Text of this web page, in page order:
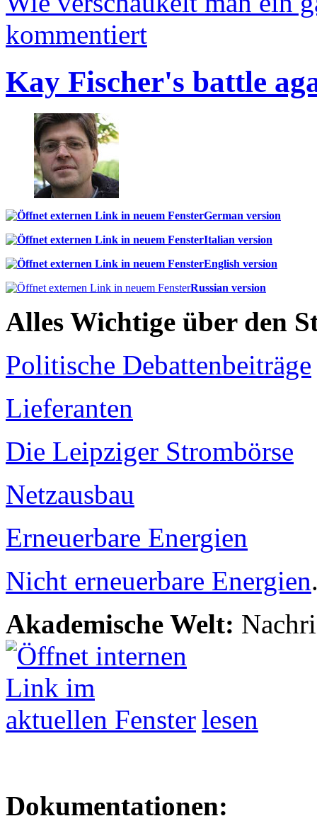
kommentiert
Kay Fischer's battle
German version
Italian version
English version
Russian version
Alles Wichtige über den
Politische Debattenbeiträge
Lieferanten
Die Leipziger Strombörse
Netzausbau
Erneuerbare Energien
Nicht erneuerbare Energien
Akademische Welt:
lesen
Dokumentationen: